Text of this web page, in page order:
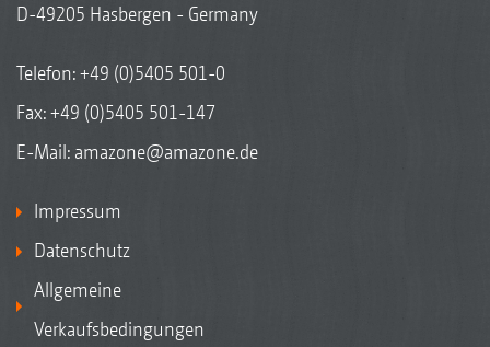
D-49205 Hasbergen - Germany
Telefon:+49 (0)5405 501-0
Fax: +49 (0)5405 501-147
E-Mail: amazone@amazone.de
Impressum
Datenschutz
Allgemeine
Verkaufsbedingungen